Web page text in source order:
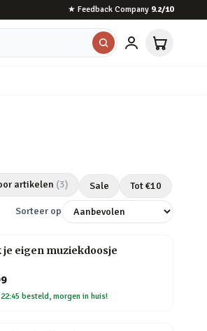
★ Feedback Company 9.2/10
artikelen (3) Sale Tot €10
Sorteer op
je eigen muziekdoosje
besteld, morgen in huis!